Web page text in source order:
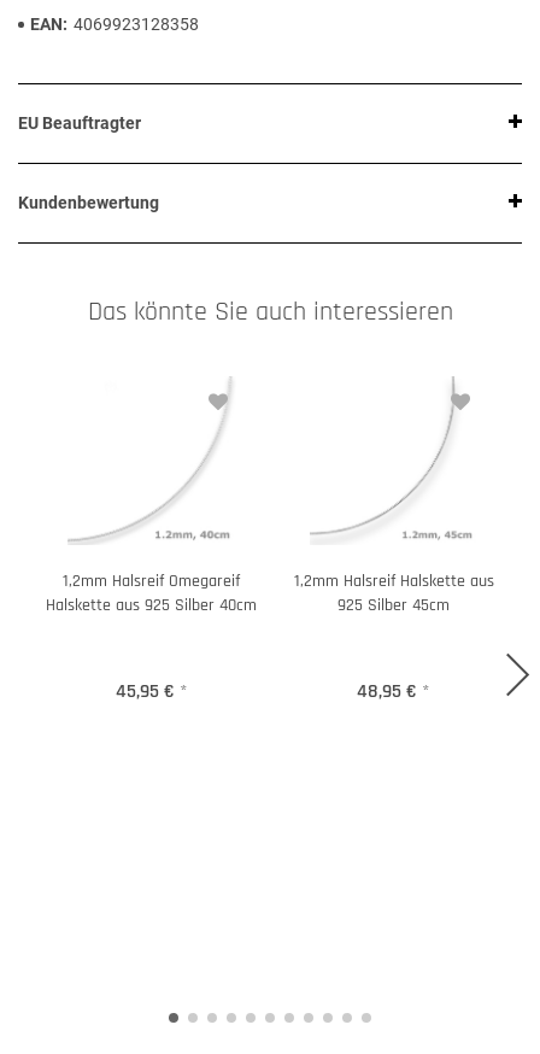
EAN
4069923128358
EU Beauftragter
Kundenbewertung
Das könnte Sie auch interessieren
1,2mm Halsreif Omegareif
Halskette aus 925 Silber 40cm
45,95 € *
1,2mm Halsreif Halskette aus
925 Silber 45cm
48,95 € *